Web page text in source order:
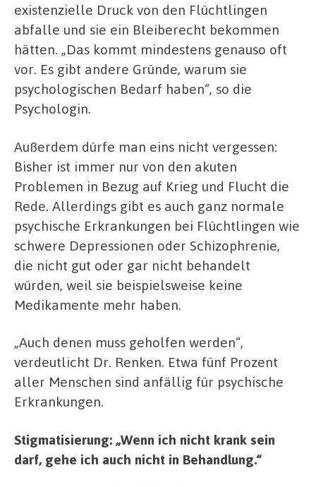
existenzielle Druck von den Flüchtlingen
abfalle und sie ein Bleiberecht bekommen
hätten. „Das kommt mindestens genauso oft
vor. Es gibt andere Gründe, warum sie
psychologischen Bedarf haben“, so die
Psychologin.
Außerdem dürfe man eins nicht vergessen:
Bisher ist immer nur von den akuten
Problemen in Bezug auf Krieg und Flucht die
Rede. Allerdings gibt es auch ganz normale
psychische Erkrankungen bei Flüchtlingen wie
schwere Depressionen oder Schizophrenie,
die nicht gut oder gar nicht behandelt
würden, weil sie beispielsweise keine
Medikamente mehr haben.
„Auch denen muss geholfen werden“,
verdeutlicht Dr. Renken. Etwa fünf Prozent
aller Menschen sind anfällig für psychische
Erkrankungen.
Stigmatisierung: „Wenn ich nicht krank sein
darf, gehe ich auch nicht in Behandlung.“